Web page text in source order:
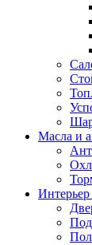
Масла и